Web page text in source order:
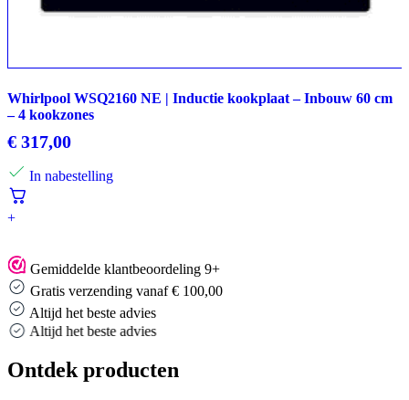
Whirlpool WSQ2160 NE | Inductie kookplaat – Inbouw 60 cm
– 4 kookzones
€ 317,00
In nabestelling
+
Gemiddelde klantbeoordeling 9+
Gratis verzending vanaf € 100,00
Altijd het beste advies
Altijd het beste advies
Ontdek producten